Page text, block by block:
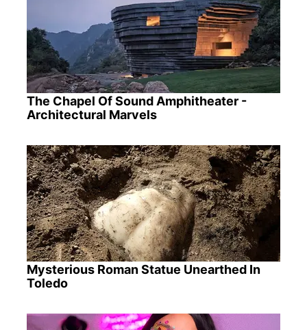
The Chapel Of Sound Amphitheater -
Architectural Marvels
Mysterious Roman Statue Unearthed In
Toledo